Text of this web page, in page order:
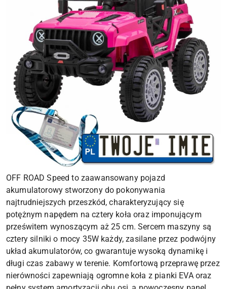
OFF ROAD Speed to zaawansowany pojazd
akumulatorowy stworzony do pokonywania
najtrudniejszych przeszkód, charakteryzujący się
potężnym napędem na cztery koła oraz imponującym
prześwitem wynoszącym aż 25 cm. Sercem maszyny są
cztery silniki o mocy 35W każdy, zasilane przez podwójny
układ akumulatorów, co gwarantuje wysoką dynamikę i
długi czas zabawy w terenie. Komfortową przeprawę przez
nierówności zapewniają ogromne koła z pianki EVA oraz